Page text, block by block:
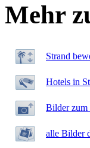
Mehr
Strand
Hotels in
Bilder zum
alle Bilder